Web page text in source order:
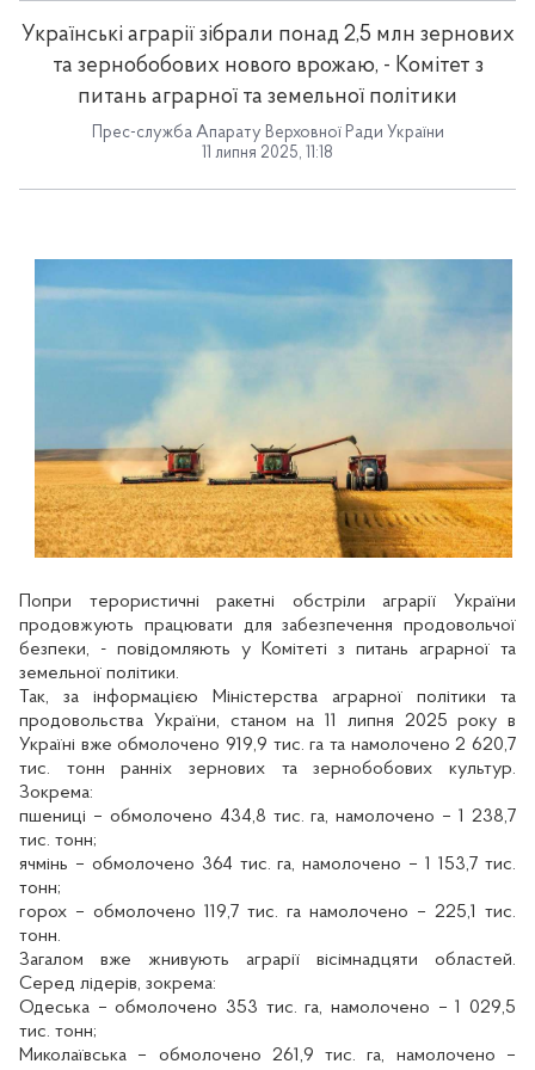
Українські аграрії зібрали понад 2,5 млн зернових
та зернобобових нового врожаю, - Комітет з
питань аграрної та земельної політики
Прес-служба Апарату Верховної Ради України
11 липня 2025, 11:18
Попри терористичні ракетні обстріли аграрії України
продовжують працювати для забезпечення продовольчої
безпеки, - повідомляють у Комітеті з питань аграрної та
земельної політики.
Так, за інформацією Міністерства аграрної політики та
продовольства України, станом на 11 липня 2025 року в
Україні вже обмолочено 919,9 тис. га та намолочено 2 620,7
тис. тонн ранніх зернових та зернобобових культур.
Зокрема:
пшениці – обмолочено 434,8 тис. га, намолочено – 1 238,7
тис. тонн;
ячмінь – обмолочено 364 тис. га, намолочено – 1 153,7 тис.
тонн;
горох – обмолочено 119,7 тис. га намолочено – 225,1 тис.
тонн.
Загалом вже жнивують аграрії вісімнадцяти областей.
Серед лідерів, зокрема:
Одеська – обмолочено 353 тис. га, намолочено – 1 029,5
тис. тонн;
Миколаївська – обмолочено 261,9 тис. га, намолочено –